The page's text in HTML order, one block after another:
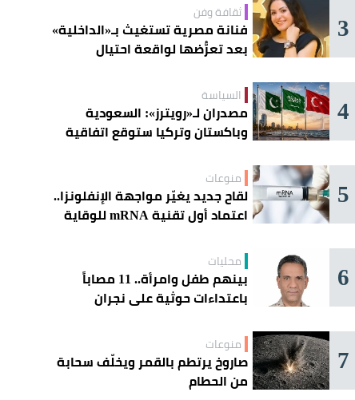
3 ثقافة وفن
فنانة مصرية تستغيث بـ«الداخلية»
بعد تعرُّضها لواقعة احتيال
4 السياسة
مصدران لـ«رويترز»: السعودية
وباكستان وتركيا ستوقع اتفاقية
5 منوعات
لقاح جديد يغيّر مواجهة الإنفلونزا..
اعتماد أول تقنية mRNA للوقاية
6 محليات
بينهم طفل وامرأة.. 11 مصاباً
باعتداءات حوثية على نجران
7 منوعات
صاروخ يرتطم بالقمر ويخلّف سحابة
من الحطام